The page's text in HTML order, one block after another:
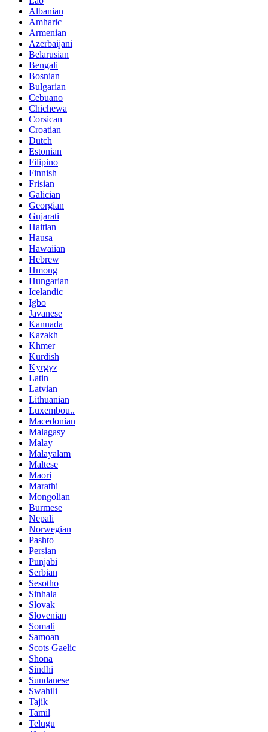
Albanian
Amharic
Armenian
Azerbaijani
Belarusian
Bengali
Bosnian
Bulgarian
Cebuano
Chichewa
Corsican
Croatian
Dutch
Estonian
Filipino
Finnish
Frisian
Galician
Georgian
Gujarati
Haitian
Hausa
Hawaiian
Hebrew
Hmong
Hungarian
Icelandic
Igbo
Javanese
Kannada
Kazakh
Khmer
Kurdish
Kyrgyz
Latin
Latvian
Lithuanian
Luxembou..
Macedonian
Malagasy
Malay
Malayalam
Maltese
Maori
Marathi
Mongolian
Burmese
Nepali
Norwegian
Pashto
Persian
Punjabi
Serbian
Sesotho
Sinhala
Slovak
Slovenian
Somali
Samoan
Scots Gaelic
Shona
Sindhi
Sundanese
Swahili
Tajik
Tamil
Telugu